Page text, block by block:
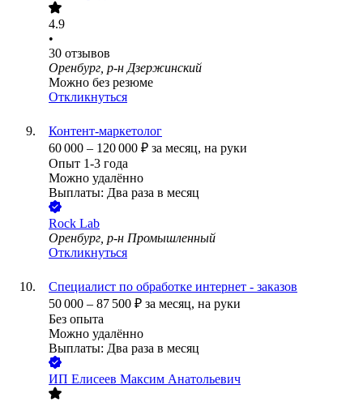
4.9
•
30 отзывов
Оренбург, р-н Дзержинский
Можно без резюме
Откликнуться
Контент-маркетолог
60 000 – 120 000 ₽ за месяц, на руки
Опыт 1-3 года
Можно удалённо
Выплаты: Два раза в месяц
Rock Lab
Оренбург, р-н Промышленный
Откликнуться
Специалист по обработке интернет - заказов
50 000 – 87 500 ₽ за месяц, на руки
Без опыта
Можно удалённо
Выплаты: Два раза в месяц
ИП Елисеев Максим Анатольевич